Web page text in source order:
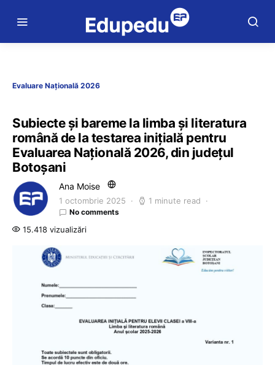
Evaluare Națională 2026
Subiecte și bareme la limba și literatura
română de la testarea inițială pentru
Evaluarea Națională 2026, din județul
Botoșani
Ana Moise
1 octombrie 2025 1 minute read
No comments
15.418 vizualizări